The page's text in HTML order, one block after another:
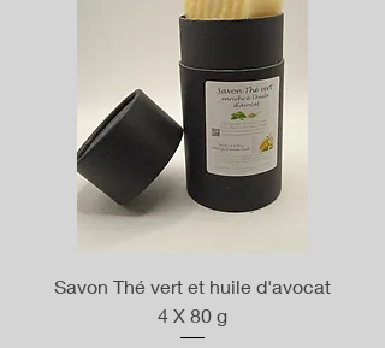
Savon Thé vert et huile d'avocat
4 X 80 g